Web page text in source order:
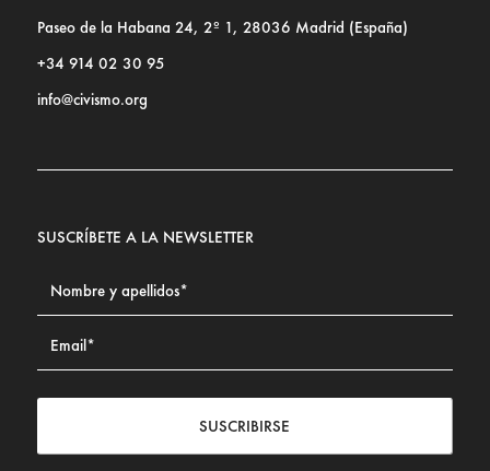
Paseo de la Habana 24, 2º 1, 28036 Madrid (España)
+34 914 02 30 95
info@civismo.org
SUSCRÍBETE A LA NEWSLETTER
SUSCRIBIRSE